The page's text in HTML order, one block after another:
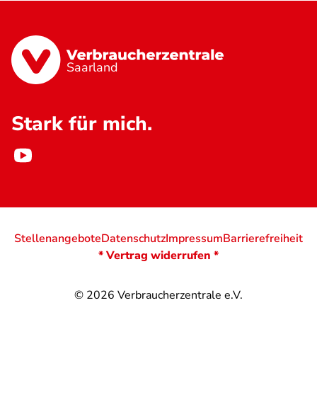
Saarland
Stark für mich.
© 2026 Verbraucherzentrale e.V.
StellenangeboteDatenschutzImpressumBarrierefreiheit
* Vertrag widerrufen *